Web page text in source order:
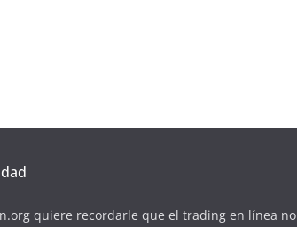
quiere recordarle que el trading en línea no